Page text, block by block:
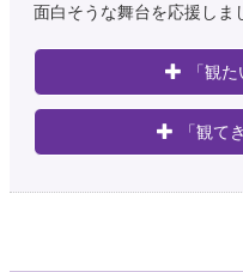
面白そうな舞台を応援しま
「観
「観て